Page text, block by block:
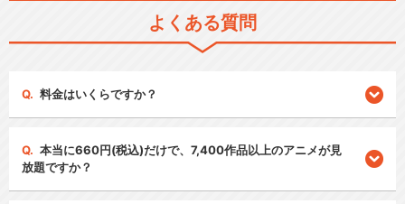
よくある質問
料金はいくらですか？
本当に660円(税込)だけで、7,400作品以上のアニメが見
放題ですか？